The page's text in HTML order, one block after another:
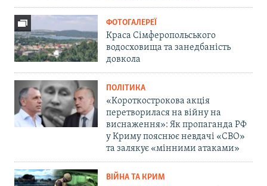
ФОТОГАЛЕРЕЇ
Краса Сімферопольського
водосховища та занедбаність
довкола
ПОЛІТИКА
«Короткострокова акція
перетворилася на війну на
виснаження»: Як пропаганда РФ
у Криму пояснює невдачі «СВО»
та залякує «мінними атаками»
ВІЙНА ТА КРИМ